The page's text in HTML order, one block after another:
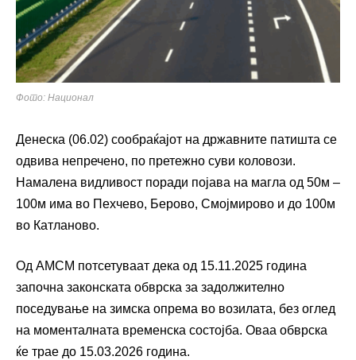
Фото: Национал
Денеска (06.02) сообраќајот на државните патишта се
одвива непречено, по претежно суви коловози.
Намалена видливост поради појава на магла од 50м –
100м има во Пехчево, Берово, Смојмирово и до 100м
во Катланово.
Од АМСМ потсетуваат дека од 15.11.2025 година
започна законската обврска за задолжително
поседување на зимска опрема во возилата, без оглед
на моменталната временска состојба. Оваа обврска
ќе трае до 15.03.2026 година.